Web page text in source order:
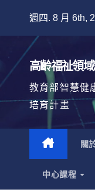
週四. 8 月 6th,
高齡福祉領
教育部智慧健
培育計畫
關
中心課程